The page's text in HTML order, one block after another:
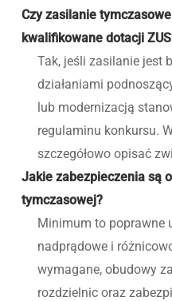
Czy zasilanie
kwalifikowane dotacji
Tak, jeśli zasilanie jest
działaniami
lub modernizacją
regulaminu konkursu.
szczegółowo opisać
Jakie zabezpieczenia są
tymczasowej?
Minimum to poprawne
nadprądowe i
wymagane, obudowy
rozdzielnic oraz